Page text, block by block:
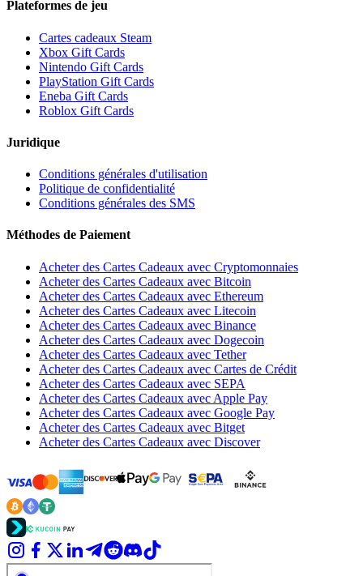
Plateformes de jeu
Cartes cadeaux Steam
Xbox Gift Cards
Nintendo Gift Cards
PlayStation Gift Cards
Eneba Gift Cards
Roblox Gift Cards
Juridique
Conditions générales d'utilisation
Politique de confidentialité
Conditions générales des SMS
Méthodes de Paiement
Acheter des Cartes Cadeaux avec Cryptomonnaies
Acheter des Cartes Cadeaux avec Bitcoin
Acheter des Cartes Cadeaux avec Ethereum
Acheter des Cartes Cadeaux avec Litecoin
Acheter des Cartes Cadeaux avec Binance
Acheter des Cartes Cadeaux avec Dogecoin
Acheter des Cartes Cadeaux avec Tether
Acheter des Cartes Cadeaux avec Cartes de Crédit
Acheter des Cartes Cadeaux avec SEPA
Acheter des Cartes Cadeaux avec Apple Pay
Acheter des Cartes Cadeaux avec Google Pay
Acheter des Cartes Cadeaux avec Bitget
Acheter des Cartes Cadeaux avec Discover